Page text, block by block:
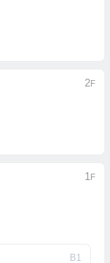
2F
1 F
B1